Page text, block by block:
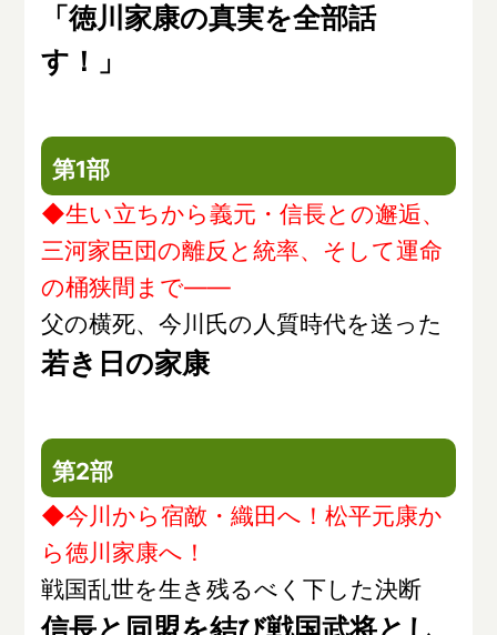
「徳川家康の真実を全部話
す！」
第1部
◆生い立ちから義元・信長との邂逅、
三河家臣団の離反と統率、そして運命
の桶狭間まで――
父の横死、今川氏の人質時代を送った
若き日の家康
第2部
◆今川から宿敵・織田へ！松平元康か
ら徳川家康へ！
戦国乱世を生き残るべく下した決断